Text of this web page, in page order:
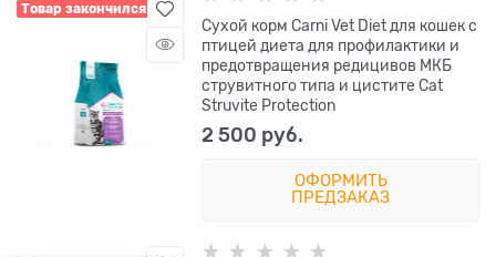
Товар закончился
Сухой корм Carni Vet Diet для кошек с
птицей диета для профилактики и
предотвращения редицивов МКБ
струвитного типа и цистите Cat
Struvite Protection
2 500 руб.
ОФОРМИТЬ
ПРЕДЗАКАЗ